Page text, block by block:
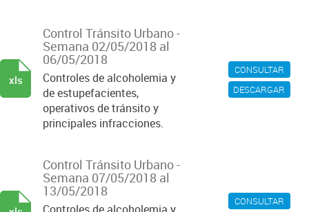
CONSULTAR
DESCARGAR
Control Tránsito Urbano -
Semana 02/05/2018 al
06/05/2018
Controles de alcoholemia y
de estupefacientes,
operativos de tránsito y
principales infracciones.
xls
CONSULTAR
Control Tránsito Urbano -
Semana 07/05/2018 al
13/05/2018